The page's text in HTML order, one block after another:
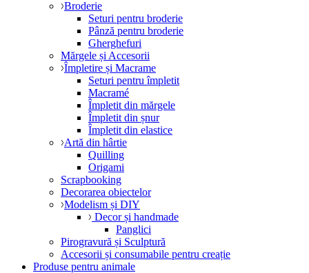
Broderie
Seturi pentru broderie
Pânză pentru broderie
Gherghefuri
Mărgele și Accesorii
Împletire și Macrame
Seturi pentru împletit
Macramé
Împletit din mărgele
Împletit din șnur
Împletit din elastice
Artă din hârtie
Quilling
Origami
Scrapbooking
Decorarea obiectelor
Modelism și DIY
Decor și handmade
Panglici
Pirogravură și Sculptură
Accesorii și consumabile pentru creație
Produse pentru animale